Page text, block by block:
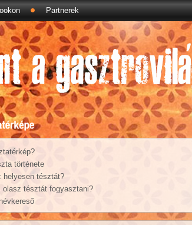
Partnerek
története
helyesen tésztát?
olasz tésztát fogyasztani?